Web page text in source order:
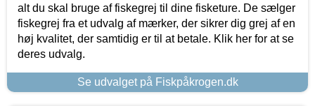
alt du skal bruge af fiskegrej til dine fisketure. De sælger
fiskegrej fra et udvalg af mærker, der sikrer dig grej af en
høj kvalitet, der samtidig er til at betale. Klik her for at se
deres udvalg.
Se udvalget på Fiskpåkrogen.dk